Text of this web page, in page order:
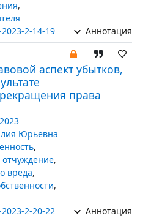
,
2-14-19 Аннотация
аспект убытков,
права
Юрьевна
,
отчуждение,
вреда,
,
2-20-22 Аннотация